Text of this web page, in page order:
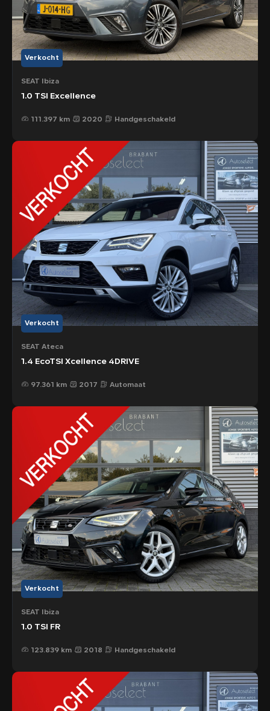
Verkocht
SEAT Ibiza
1.0 TSI Excellence
111.397 km 2020 Handgeschakeld
Verkocht
SEAT Ateca
1.4 EcoTSI Xcellence 4DRIVE
97.361 km 2017 Automaat
Verkocht
SEAT Ibiza
1.0 TSI FR
123.839 km 2018 Handgeschakeld